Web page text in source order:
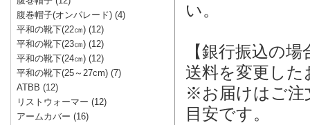
い。
【銀行振込の場
送料を変更し
※お届けはご注
目安です。
腹巻帽子(オンパレード) (4)
平和の靴下(22㎝) (12)
平和の靴下(23㎝) (12)
平和の靴下(24㎝) (12)
平和の靴下(25～27cm) (7)
ATBB (12)
リストウォーマー (12)
アームカバー (16)